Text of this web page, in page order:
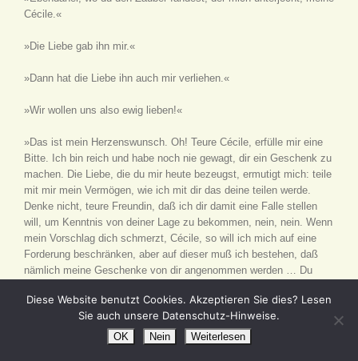
Cécile.«
»Die Liebe gab ihn mir.«
»Dann hat die Liebe ihn auch mir verliehen.«
»Wir wollen uns also ewig lieben!«
»Das ist mein Herzenswunsch. Oh! Teure Cécile, erfülle mir eine
Bitte. Ich bin reich und habe noch nie gewagt, dir ein Geschenk zu
machen. Die Liebe, die du mir heute bezeugst, ermutigt mich: teile
mit mir mein Vermögen, wie ich mit dir das deine teilen werde.
Denke nicht, teure Freundin, daß ich dir damit eine Falle stellen
will, um Kenntnis von deiner Lage zu bekommen, nein, nein. Wenn
mein Vorschlag dich schmerzt, Cécile, so will ich mich auf eine
Forderung beschränken, aber auf dieser muß ich bestehen, daß
nämlich meine Geschenke von dir angenommen werden … Du
annehmen, daß du mich weniger liebst, als ich glaubte.«
»Oh! Laß alles beim alten, lieber Freund, wir fühlten uns so wohl
Diese Website benutzt Cookies. Akzeptieren Sie dies? Lesen
Sie auch unsere Datenschutz-Hinweise.
OK Nein Weiterlesen